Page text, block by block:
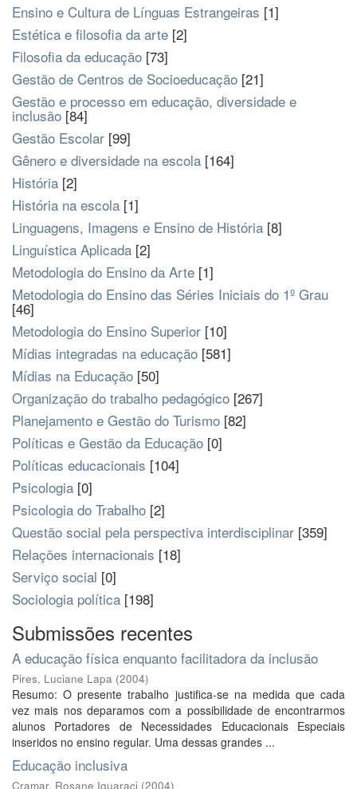
Ensino e Cultura de Línguas Estrangeiras [1]
Estética e filosofia da arte [2]
Filosofia da educação [73]
Gestão de Centros de Socioeducação [21]
Gestão e processo em educação, diversidade e
inclusão [84]
Gestão Escolar [99]
Gênero e diversidade na escola [164]
História [2]
História na escola [1]
Linguagens, Imagens e Ensino de História [8]
Linguística Aplicada [2]
Metodologia do Ensino da Arte [1]
Metodologia do Ensino das Séries Iniciais do 1º Grau
[46]
Metodologia do Ensino Superior [10]
Mídias integradas na educação [581]
Mídias na Educação [50]
Organização do trabalho pedagógico [267]
Planejamento e Gestão do Turismo [82]
Políticas e Gestão da Educação [0]
Políticas educacionais [104]
Psicologia [0]
Psicologia do Trabalho [2]
Questão social pela perspectiva interdisciplinar [359]
Relações internacionais [18]
Serviço social [0]
Sociologia política [198]
Submissões recentes
A educação física enquanto facilitadora da inclusão
Pires, Luciane Lapa (2004)
Resumo: O presente trabalho justifica-se na medida que cada
vez mais nos deparamos com a possibilidade de encontrarmos
alunos Portadores de Necessidades Educacionais Especiais
inseridos no ensino regular. Uma dessas grandes ...
Educação inclusiva
Cramar, Rosane Iguaraci (2004)